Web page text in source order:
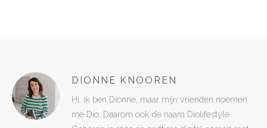
DIONNE KNOOREN
Hi, ik ben Dionne, maar mijn vrienden noemen
me Dio. Daarom ook de naam Diolifestyle.